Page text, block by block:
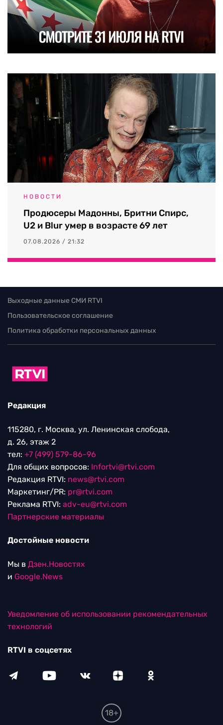
НОВОСТИ
Продюсеры Мадонны, Бритни Спирс,
U2 и Blur умер в возрасте 69 лет
07.08.2026 / 21:32
Выходные данные СМИ RTVI
Пользовательское соглашение
Политика обработки персональных данных
Редакция
115280, г. Москва, ул. Ленинская слобода,
д. 26, этаж 2
тел: +7 (499) 579-86-96
Для общих вопросов: Infortvi@rtvi.com
Редакция RTVI: news@rtvi.com
Маркетинг/PR: pr@rtvi.com
Реклама RTVI: adv-eu@rtvi.com
Партнерские материалы
Достойные новости
Мы в Дзен.Новостях
и Google.News
Уведомление об использовании рекомендательных
технологий
RTVI в соцсетях
18+